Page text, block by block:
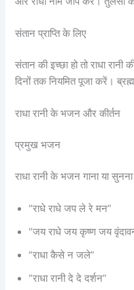
संतान प्राप्ति के लिए
संतान की इच्छा हो तो राधा
दिनों तक नियमित पूजा करें।
राधा रानी के भजन और कीर्तन
प्रमुख भजन
राधा रानी के भजन गाना या
“राधे राधे जप ले रे मन”
“जय राधे जय कृष्ण जय
“राधा कैसे न जले”
“राधा रानी दे दे दर्शन”